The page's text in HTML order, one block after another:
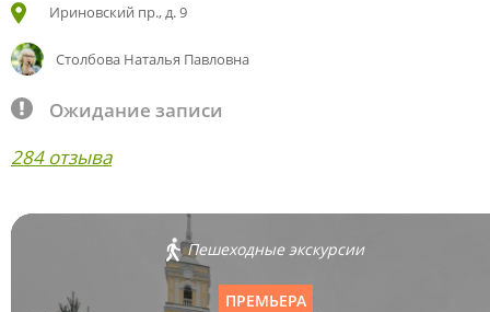
Ириновский пр., д. 9
Столбова Наталья Павловна
Ожидание записи
284 отзыва
Пешеходные экскурсии
ПРЕМЬЕРА